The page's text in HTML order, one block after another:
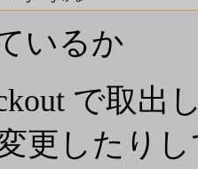
いるか
で取出
更したり